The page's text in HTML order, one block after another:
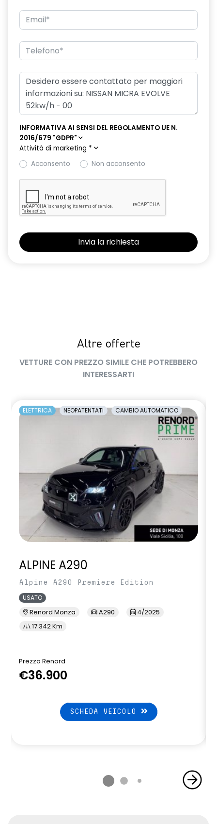
INFORMATIVA AI SENSI DEL REGOLAMENTO UE N.
2016/679 "GDPR"
Attività di marketing *
Acconsento
Non acconsento
Altre offerte
VETTURE CON PREZZO SIMILE CHE POTREBBERO
INTERESSARTI
ELETTRICA NEOPATENTATI CAMBIO AUTOMATICO
ALPINE A290
Alpine A290 Premiere Edition
USATO
Renord Monza A290
4/2025
17.342 Km
Prezzo Renord
€36.900
SCHEDA VEICOLO